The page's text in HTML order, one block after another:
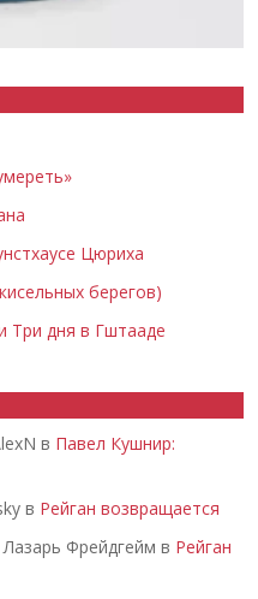
Цюриха
берегов)
Три дня в Гштааде
в Павел Кушнир:
в Рейган возвращается
Лазарь Фрейдгейм в Рейган